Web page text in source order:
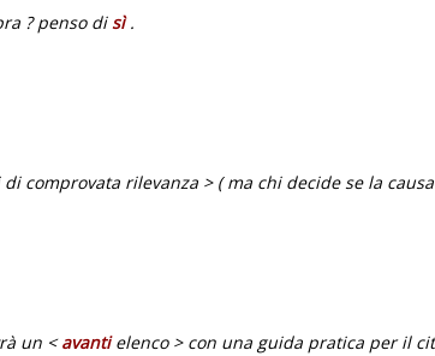
? penso disì.
comprovata rilevanza > ( ma chi decide se la
un <avantielenco > con una guida pratica per il